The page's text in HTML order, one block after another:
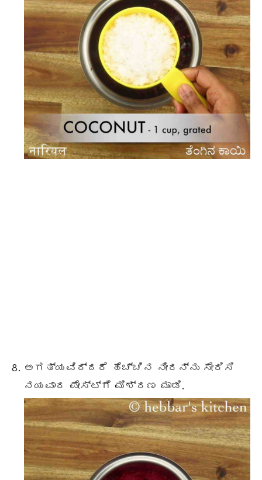
ಅಗತ್ಯವಿದ್ದರೆ ಹೆಚ್ಚಿನ ನೀರನ್ನು ಸೇರಿಸಿ
ನಯವಾದ ಪೇಸ್ಟ್ಗೆ ಮಿಶ್ರಣ ಮಾಡಿ.